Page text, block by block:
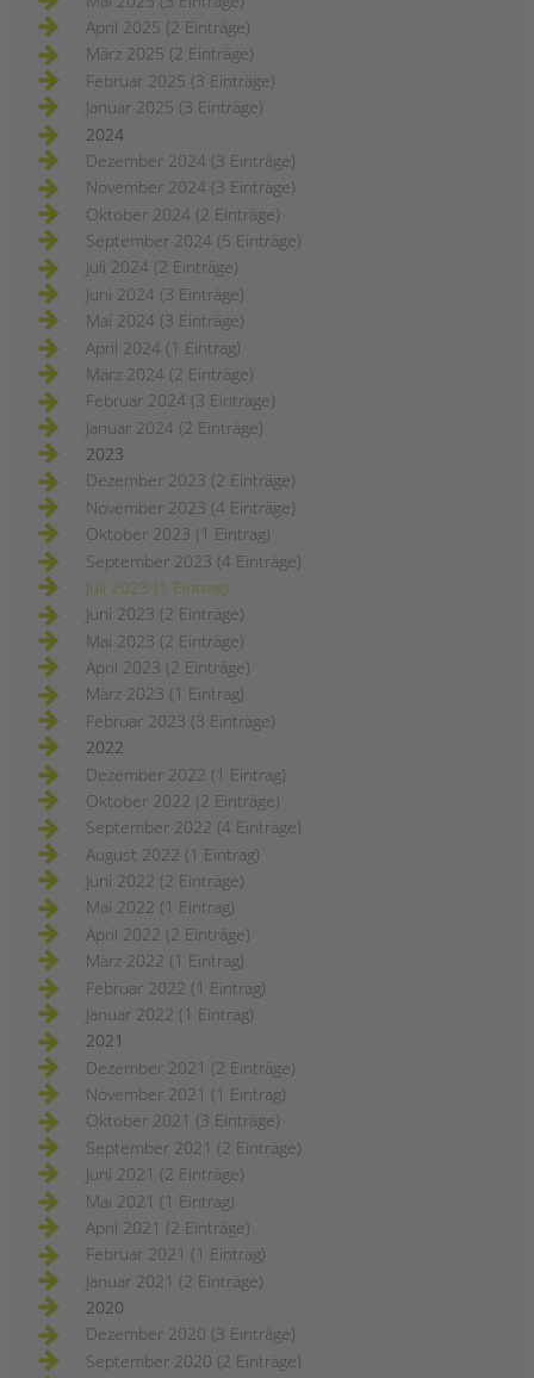
April 2025 (2 Einträge)
März 2025 (2 Einträge)
Februar 2025 (3 Einträge)
Januar 2025 (3 Einträge)
2024
Dezember 2024 (3 Einträge)
November 2024 (3 Einträge)
Oktober 2024 (2 Einträge)
September 2024 (5 Einträge)
Juli 2024 (2 Einträge)
Juni 2024 (3 Einträge)
Mai 2024 (3 Einträge)
April 2024 (1 Eintrag)
März 2024 (2 Einträge)
Februar 2024 (3 Einträge)
Januar 2024 (2 Einträge)
2023
Dezember 2023 (2 Einträge)
November 2023 (4 Einträge)
Oktober 2023 (1 Eintrag)
September 2023 (4 Einträge)
Juli 2023 (1 Eintrag)
Juni 2023 (2 Einträge)
Mai 2023 (2 Einträge)
April 2023 (2 Einträge)
März 2023 (1 Eintrag)
Februar 2023 (3 Einträge)
2022
Dezember 2022 (1 Eintrag)
Oktober 2022 (2 Einträge)
September 2022 (4 Einträge)
August 2022 (1 Eintrag)
Juni 2022 (2 Einträge)
Mai 2022 (1 Eintrag)
April 2022 (2 Einträge)
März 2022 (1 Eintrag)
Februar 2022 (1 Eintrag)
Januar 2022 (1 Eintrag)
2021
Dezember 2021 (2 Einträge)
November 2021 (1 Eintrag)
Oktober 2021 (3 Einträge)
September 2021 (2 Einträge)
Juni 2021 (2 Einträge)
Mai 2021 (1 Eintrag)
April 2021 (2 Einträge)
Februar 2021 (1 Eintrag)
Januar 2021 (2 Einträge)
2020
Dezember 2020 (3 Einträge)
September 2020 (2 Einträge)